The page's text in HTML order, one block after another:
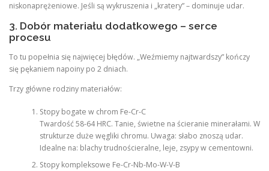
niskonaprężeniowe. Jeśli są wykruszenia i „kratery” – dominuje udar.
3. Dobór materiału dodatkowego – serce
procesu
To tu popełnia się najwięcej błędów. „Weźmiemy najtwardszy” kończy
się pękaniem napoiny po 2 dniach.
Trzy główne rodziny materiałów:
Stopy bogate w chrom Fe-Cr-C
Twardość 58-64 HRC. Tanie, świetne na ścieranie minerałami. W
strukturze duże węgliki chromu. Uwaga: słabo znoszą udar.
Idealne na: blachy trudnościeralne, leje, zsypy w cementowni.
Stopy kompleksowe Fe-Cr-Nb-Mo-W-V-B